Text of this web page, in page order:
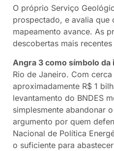
O próprio Serviço
prospectado, e avalia que
mapeamento avance. As
descobertas mais
Angra 3 como símbolo da
Rio de Janeiro. Com
aproximadamente R$ 1
levantamento do BNDES
simplesmente abandonar
argumento por quem
Nacional de Política
o suficiente para